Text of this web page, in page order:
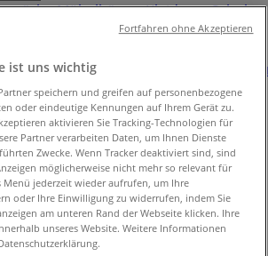
MöbelhäuserKleidung, Schuhe
Drogerien und
Discounter
und
Reisen und FreizeitOptiker und
Bücher und SchreibwarenBanken
Angebote in Singen
(Hohentwiel)
ist uns wichtig
speichern und greifen auf personenbezogene
oder eindeutige Kennungen auf Ihrem Gerät zu.
aktivieren Sie Tracking-Technologien für
Partner verarbeiten Daten, um Ihnen Dienste
Zwecke. Wenn Tracker deaktiviert sind, sind
möglicherweise nicht mehr so relevant für
Menü jederzeit wieder aufrufen, um Ihre
oder Ihre Einwilligung zu widerrufen, indem Sie
am unteren Rand der Webseite klicken. Ihre
unseres Website. Weitere Informationen
Fortfahren ohne Akzeptieren